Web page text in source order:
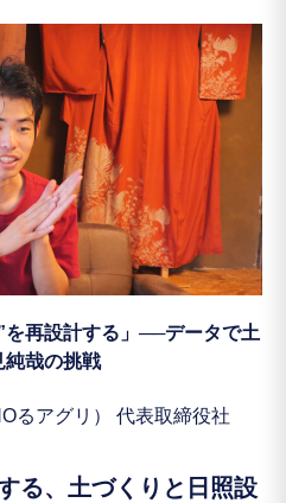
を再設計する」──データで土
純哉の挑戦
るアグリ） 代表取締役社
る、土づくりと日照設